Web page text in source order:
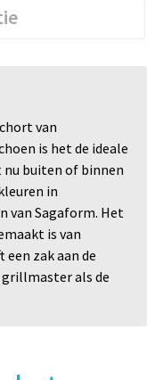
van
is het de ideale
buiten of binnen
in
van Sagaform. Het
is van
zak aan de
als de